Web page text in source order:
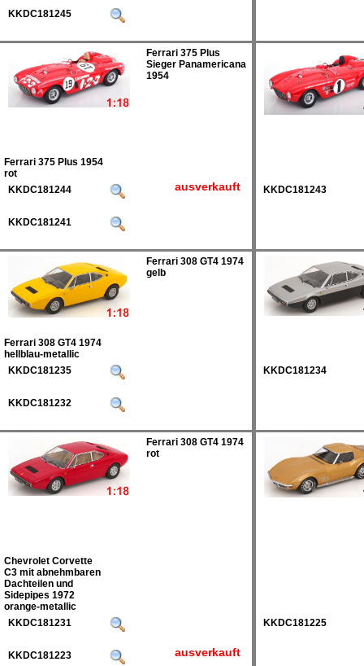
KKDC181245
Ferrari 375 Plus
Sieger Panamericana
1954
Ferrari 375 Plus 1954
rot
KKDC181244
ausverkauft KKDC181243
KKDC181241
Ferrari 308 GT4 1974
gelb
Ferrari 308 GT4 1974
hellblau-metallic
KKDC181235
KKDC181234
KKDC181232
Ferrari 308 GT4 1974
rot
Chevrolet Corvette
C3 mit abnehmbaren
Dachteilen und
Sidepipes 1972
orange-metallic
KKDC181231
KKDC181225
KKDC181223 ausverkauft